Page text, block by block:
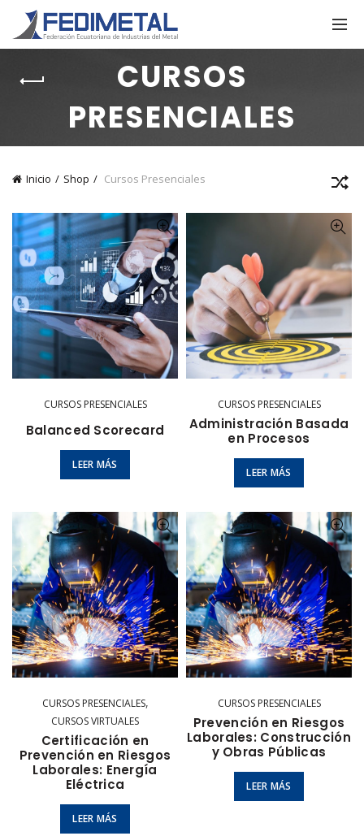
CURSOS
PRESENCIALES
Inicio Shop Cursos Presenciales
CURSOS PRESENCIALES
Balanced Scorecard
LEER MÁS
CURSOS PRESENCIALES
Administración Basada
en Procesos
LEER MÁS
CURSOS PRESENCIALES,
CURSOS VIRTUALES
Certificación en
Prevención en Riesgos
Laborales: Energía
Eléctrica
LEER MÁS
CURSOS PRESENCIALES
Prevención en Riesgos
Laborales: Construcción
y Obras Públicas
LEER MÁS